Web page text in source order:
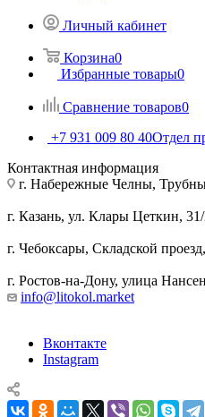
Личный кабинет
Корзина0
Избранные товары0
Сравнение товаров0
+7 931 009 80 40Отдел
Контактная информация
г. Набережные Челны,
г. Казань, ул. Клары Цеткин,
г. Чебоксары, Складской
г. Ростов-на-Дону, улица
info@litokol.market
Вконтакте
Instagram